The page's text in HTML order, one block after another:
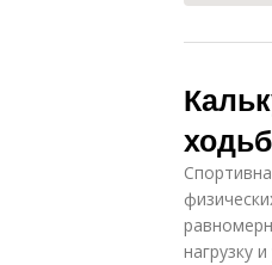
нагрузку